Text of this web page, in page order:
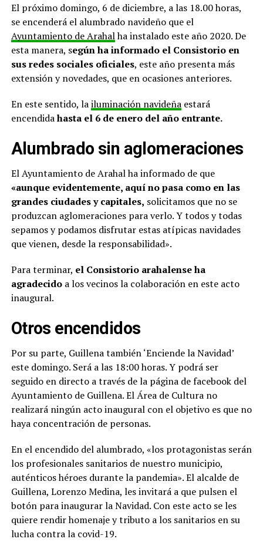
El próximo domingo, 6 de diciembre, a las 18.00 horas,
se encenderá el alumbrado navideño que el
Ayuntamiento de Arahalha instalado este año 2020. De
esta manera, según ha informado el Consistorio en
sus redes sociales oficiales, este año presenta más
extensión y novedades, que en ocasiones anteriores.
En este sentido, lailuminación navideñaestará
encendidahasta el 6 de enero del año entrante.
Alumbrado sin aglomeraciones
El Ayuntamiento de Arahal ha informado de que
«aunque evidentemente, aquí no pasa como en las
grandes ciudades y capitales, solicitamos que no se
produzcan aglomeraciones para verlo. Y todos y todas
sepamos y podamos disfrutar estas atípicas navidades
que vienen, desde la responsabilidad».
Para terminar, el Consistorio arahalense ha
agradecidoa los vecinos la colaboración en este acto
inaugural.
Otros encendidos
Por su parte, Guillena también ‘Enciende la Navidad’
este domingo. Será a las 18:00 horas. Y podrá ser
seguido en directo a través de la página de facebook del
Ayuntamiento de Guillena. El Área de Cultura no
realizará ningún acto inaugural con el objetivo es que no
haya concentración de personas.
En el encendido del alumbrado, «los protagonistas serán
los profesionales sanitarios de nuestro municipio,
auténticos héroes durante la pandemia». El alcalde de
Guillena, Lorenzo Medina, les invitará a que pulsen el
botón para inaugurar la Navidad. Con este acto se les
quiere rendir homenaje y tributo a los sanitarios en su
lucha contra la covid-19.